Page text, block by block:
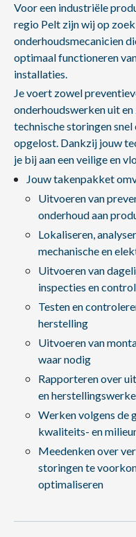
Voor een industriële
regio Pelt zijn wij op zoek
onderhoudsmecanicien
optimaal functioneren
installaties.
Je voert zowel
onderhoudswerken uit
technische storingen
opgelost. Dankzij jouw
je bij aan een veilige en
Jouw takenpakket
Uitvoeren van
onderhoud aan
Lokaliseren,
mechanische en
Uitvoeren van
inspecties en
Testen en
herstelling
Uitvoeren van
waar nodig
Rapporteren over
en
Werken volgens de
kwaliteits- en
Meedenken over
storingen te
optimaliseren